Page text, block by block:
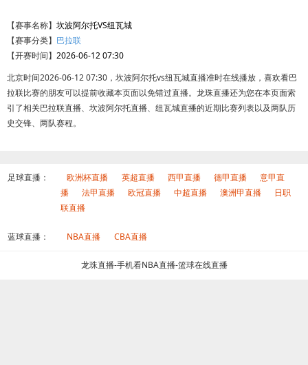
【赛事名称】 坎波阿尔托VS纽瓦城
【赛事分类】 巴拉联
【开赛时间】 2026-06-12 07:30
北京时间2026-06-12 07:30，坎波阿尔托vs纽瓦城直播准时在线播放，喜欢看巴
拉联比赛的朋友可以提前收藏本页面以免错过直播。龙珠直播还为您在本页面索
引了相关巴拉联直播、坎波阿尔托直播、纽瓦城直播的近期比赛列表以及两队历
史交锋、两队赛程。
足球直播： 欧洲杯直播 英超直播 西甲直播 德甲直播
意甲直
播
法甲直播 欧冠直播 中超直播 澳洲甲直播
日职
联直播
蓝球直播： NBA直播 CBA直播
龙珠直播-手机看NBA直播-篮球在线直播